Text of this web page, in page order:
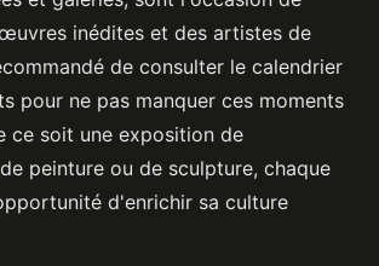
inédites et des artistes de
de consulter le calendrier
pour ne pas manquer ces moments
ce soit une exposition de
peinture ou de sculpture, chaque
d'enrichir sa culture